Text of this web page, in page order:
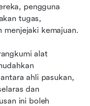
pengguna
tugas,
menjejaki kemajuan.
alat
ahli pasukan,
dan
ini boleh